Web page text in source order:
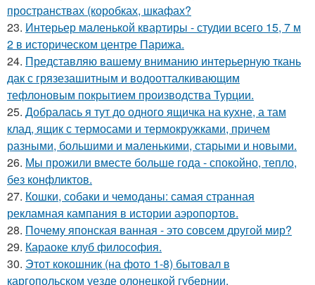
пространствах (коробках, шкафах?
23. Интерьер маленькой квартиры - студии всего 15, 7 м
2 в историческом центре Парижа.
24. Представляю вашему вниманию интерьерную ткань
дак с грязезашитным и водоотталкивающим
тефлоновым покрытием производства Турции.
25. Добралась я тут до одного ящичка на кухне, а там
клад, ящик с термосами и термокружками, причем
разными, большими и маленькими, старыми и новыми.
26. Мы прожили вместе больше года - спокойно, тепло,
без конфликтов.
27. Кошки, собаки и чемоданы: самая странная
рекламная кампания в истории аэропортов.
28. Почему японская ванная - это совсем другой мир?
29. Караоке клуб философия.
30. Этот кокошник (на фото 1-8) бытовал в
каргопольском уезде олонецкой губернии.